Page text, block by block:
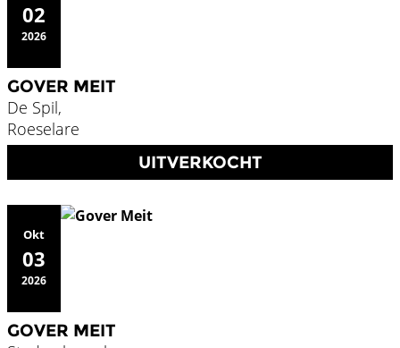
02
2026
GOVER MEIT
De Spil,
Roeselare
UITVERKOCHT
Okt
03
2026
GOVER MEIT